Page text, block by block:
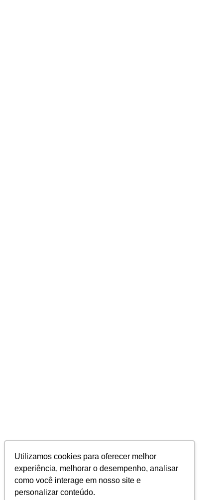
Utilizamos cookies para oferecer melhor
experiência, melhorar o desempenho, analisar
como você interage em nosso site e
personalizar conteúdo.